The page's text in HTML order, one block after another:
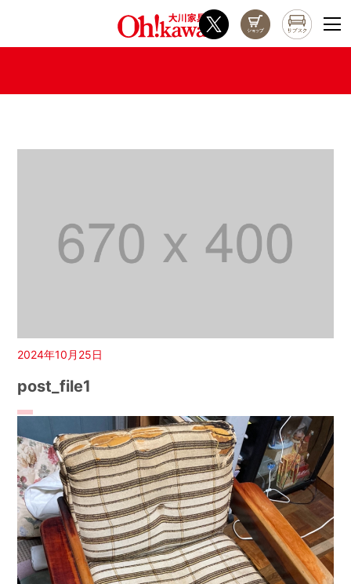
2024年10月25日
post_file1